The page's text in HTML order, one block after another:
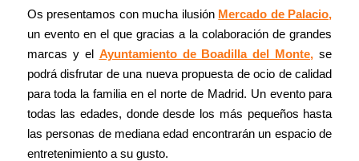
Os presentamos con mucha ilusión Mercado de Palacio,
un evento en el que gracias a la colaboración de grandes
marcas y el Ayuntamiento de Boadilla del Monte, se
podrá disfrutar de una nueva propuesta de ocio de calidad
para toda la familia en el norte de Madrid. Un evento para
todas las edades, donde desde los más pequeños hasta
las personas de mediana edad encontrarán un espacio de
entretenimiento a su gusto.